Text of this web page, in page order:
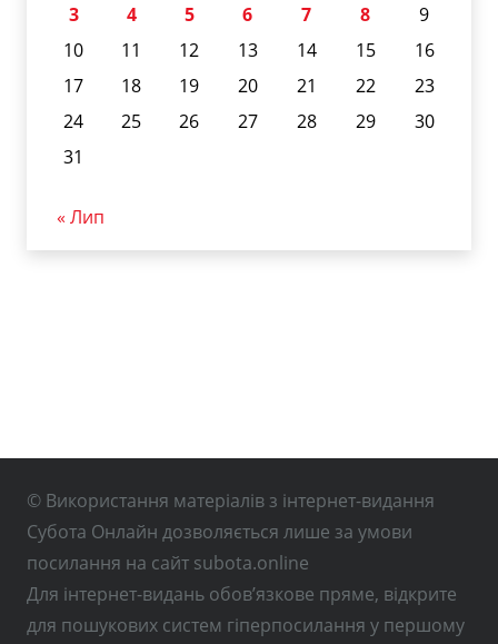
3
4 5 6 7 8
9
10
11 12 13 14 15
16
17
18 19 20 21 22
23
24
25 26 27 28 29
30
31
« Лип
© Використання матеріалів з інтернет-видання
Субота Онлайн дозволяється лише за умови
посилання на сайт subota.online
Для інтернет-видань обов’язкове пряме, відкрите
для пошукових систем гіперпосилання у першому